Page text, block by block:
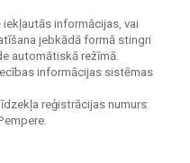
informācijas, vai
jebkādā formā stingri
automātiskā režīmā.
informācijas sistēmas
reģistrācijas numurs: